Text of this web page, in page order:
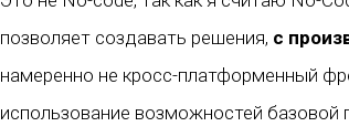
позволяет создавать решения, с
намеренно не кросс-платформенный
использование возможностей базовой